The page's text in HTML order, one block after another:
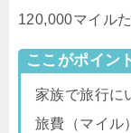
120,000マイル
ここがポイン
家族で旅行に
旅費（マイル